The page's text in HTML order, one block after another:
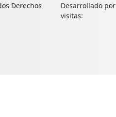
Derechos
Desarrollado por
visitas: